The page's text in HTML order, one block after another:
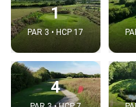
1
PAR 3 • HCP 17
4